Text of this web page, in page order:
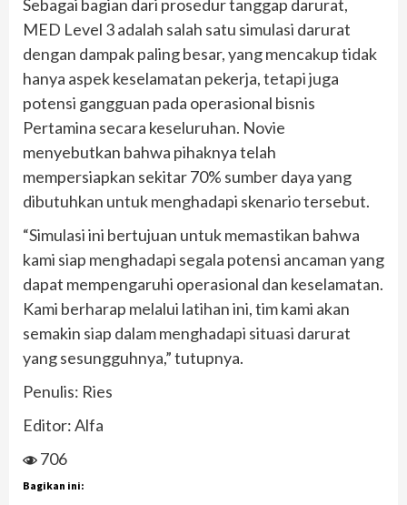
Sebagai bagian dari prosedur tanggap darurat,
MED Level 3 adalah salah satu simulasi darurat
dengan dampak paling besar, yang mencakup tidak
hanya aspek keselamatan pekerja, tetapi juga
potensi gangguan pada operasional bisnis
Pertamina secara keseluruhan. Novie
menyebutkan bahwa pihaknya telah
mempersiapkan sekitar 70% sumber daya yang
dibutuhkan untuk menghadapi skenario tersebut.
“Simulasi ini bertujuan untuk memastikan bahwa
kami siap menghadapi segala potensi ancaman yang
dapat mempengaruhi operasional dan keselamatan.
Kami berharap melalui latihan ini, tim kami akan
semakin siap dalam menghadapi situasi darurat
yang sesungguhnya,” tutupnya.
Penulis: Ries
Editor: Alfa
706
Bagikan ini: